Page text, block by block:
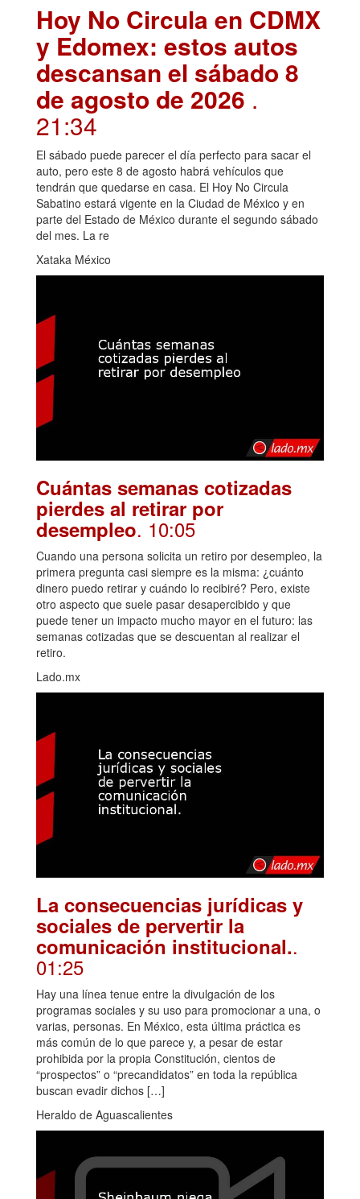
Hoy No Circula en CDMX
y Edomex: estos autos
descansan el sábado 8
de agosto de 2026 .
21:34
El sábado puede parecer el día perfecto para sacar el
auto, pero este 8 de agosto habrá vehículos que
tendrán que quedarse en casa. El Hoy No Circula
Sabatino estará vigente en la Ciudad de México y en
parte del Estado de México durante el segundo sábado
del mes. La re
Xataka México
Cuántas semanas cotizadas
pierdes al retirar por
desempleo. 10:05
Cuando una persona solicita un retiro por desempleo, la
primera pregunta casi siempre es la misma: ¿cuánto
dinero puedo retirar y cuándo lo recibiré? Pero, existe
otro aspecto que suele pasar desapercibido y que
puede tener un impacto mucho mayor en el futuro: las
semanas cotizadas que se descuentan al realizar el
retiro.
Lado.mx
La consecuencias jurídicas y
sociales de pervertir la
comunicación institucional..
01:25
Hay una línea tenue entre la divulgación de los
programas sociales y su uso para promocionar a una, o
varias, personas. En México, esta última práctica es
más común de lo que parece y, a pesar de estar
prohibida por la propia Constitución, cientos de
“prospectos” o “precandidatos” en toda la república
buscan evadir dichos […]
Heraldo de Aguascalientes